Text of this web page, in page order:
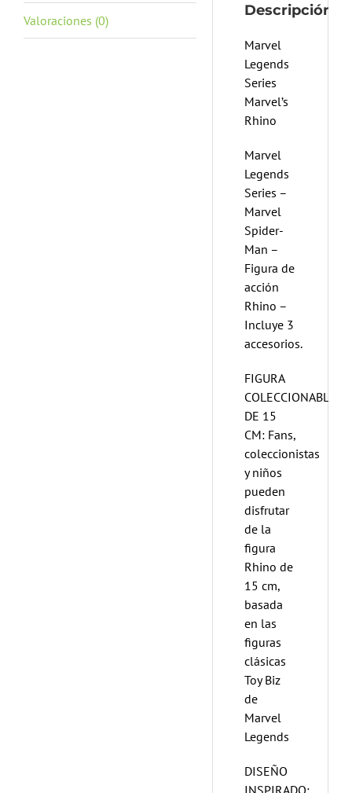
Valoraciones (0)
Descripción
Marvel
Legends
Series
Marvel’s
Rhino
Marvel
Legends
Series –
Marvel
Spider-
Man –
Figura de
acción
Rhino –
Incluye 3
accesorios.
FIGURA
COLECCIONABLE
DE 15
CM: Fans,
coleccionistas
y niños
pueden
disfrutar
de la
figura
Rhino de
15 cm,
basada
en las
figuras
clásicas
Toy Biz
de
Marvel
Legends
DISEÑO
INSPIRADO: